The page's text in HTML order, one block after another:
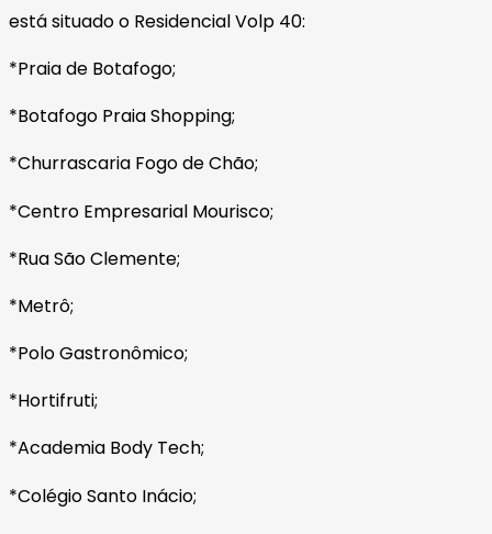
está situado o Residencial Volp 40:
*Praia de Botafogo;
*Botafogo Praia Shopping;
*Churrascaria Fogo de Chão;
*Centro Empresarial Mourisco;
*Rua São Clemente;
*Metrô;
*Polo Gastronômico;
*Hortifruti;
*Academia Body Tech;
*Colégio Santo Inácio;